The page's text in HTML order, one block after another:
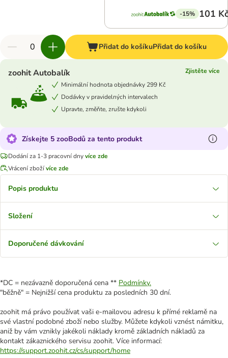
-15% 101
Přidat do košíkuPřidat do košíku
zoohit Autobalík
Zjistěte více
Minimální hodnota objednávky 299 Kč
Dodávky v pravidelných intervalech
Upravte, změňte, zrušte kdykoli
Získejte 5 zooBodů za tento produkt
Dodání za 1-3 pracovní dnyvíce zde
Vrácení zbožívíce zde
Popis produktu
Složení
Doporučené dávkování
*DC = nezávazně doporučená cena ** Podmínky.
"běžně" = Nejnižší cena produktu za posledních 30 dní.
zoohit má právo používat vaši e-mailovou adresu k přímé reklamě na
své vlastní podobné zboží nebo služby. Můžete kdykoli vznést námitku,
aniž by vám vznikly jakékoli náklady kromě základních nákladů za
kontakt zákaznického servisu zoohit. Více informací:
https://support.zoohit.cz/cs/support/home